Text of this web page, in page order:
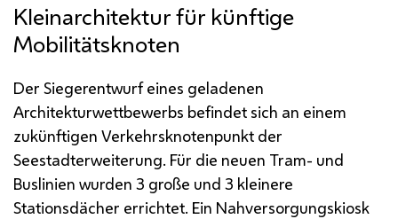
Kleinarchitektur für künftige
Mobilitätsknoten
Der Siegerentwurf eines geladenen
Architekturwettbewerbs befindet sich an einem
zukünftigen Verkehrsknotenpunkt der
Seestadterweiterung. Für die neuen Tram- und
Buslinien wurden 3 große und 3 kleinere
Stationsdächer errichtet. Ein Nahversorgungskiosk